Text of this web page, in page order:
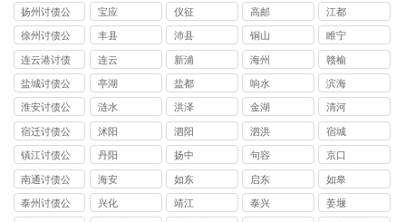
司
扬州讨债公
司
宝应 仪征 高邮 江都
徐州讨债公
司
丰县 沛县 铜山 睢宁
连云港讨债
公司
连云 新浦 海州 赣榆
盐城讨债公
司
亭湖 盐都 响水 滨海
淮安讨债公
司
涟水 洪泽 金湖 清河
宿迁讨债公
司
沭阳 泗阳 泗洪 宿城
镇江讨债公
司
丹阳 扬中 句容 京口
南通讨债公
司
海安 如东 启东 如皋
泰州讨债公
兴化 靖江 泰兴 姜堰